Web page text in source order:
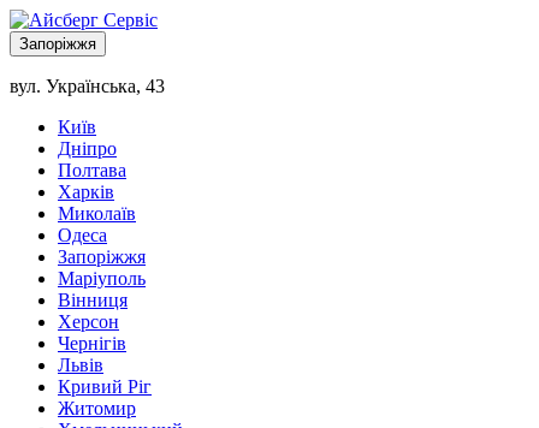
Запоріжжя
вул. Українська, 43
Київ
Дніпро
Полтава
Харків
Миколаїв
Одеса
Запоріжжя
Маріуполь
Вінниця
Херсон
Чернігів
Львів
Кривий Ріг
Житомир